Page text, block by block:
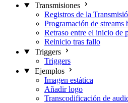
Transmisiones
Registros de la
Programación de streams
Retraso entre el inicio de
Reinicio tras fallo
Triggers
Triggers
Ejemplos
Imagen estática
Añadir logo
Transcodificación de